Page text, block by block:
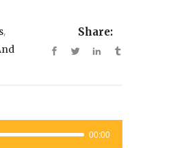
, Share:
00:00